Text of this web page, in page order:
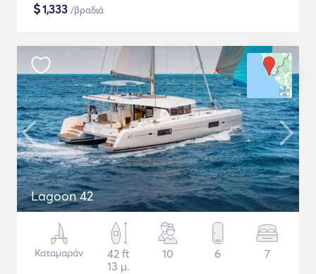
$1,333 /βραδιά
Lagoon 42
Καταμαράν
42 ft
13 μ.
10 6 7